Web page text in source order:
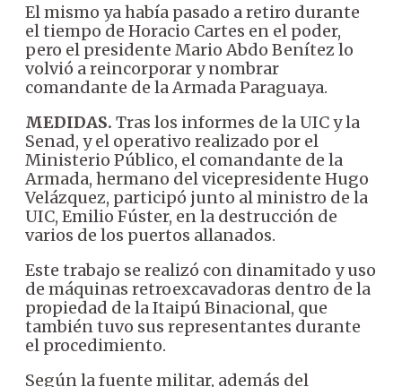
El mismo ya había pasado a retiro durante
el tiempo de Horacio Cartes en el poder,
pero el presidente Mario Abdo Benítez lo
volvió a reincorporar y nombrar
comandante de la Armada Paraguaya.
MEDIDAS. Tras los informes de la UIC y la
Senad, y el operativo realizado por el
Ministerio Público, el comandante de la
Armada, hermano del vicepresidente Hugo
Velázquez, participó junto al ministro de la
UIC, Emilio Fúster, en la destrucción de
varios de los puertos allanados.
Este trabajo se realizó con dinamitado y uso
de máquinas retroexcavadoras dentro de la
propiedad de la Itaipú Binacional, que
también tuvo sus representantes durante
el procedimiento.
Según la fuente militar, además del